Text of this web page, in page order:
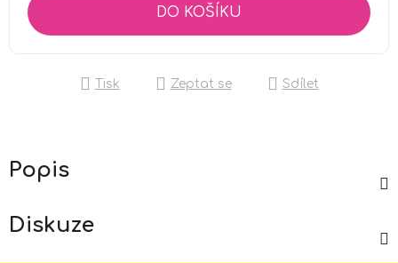
DO KOŠÍKU
Tisk Zeptat se Sdílet
Popis
Diskuze